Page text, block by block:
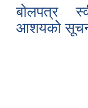
बोलपत्र
आशयको